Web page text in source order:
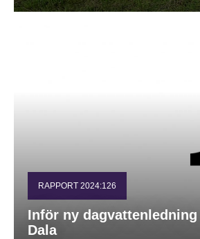
RAPPORT 2024:126
Inför ny
Dala